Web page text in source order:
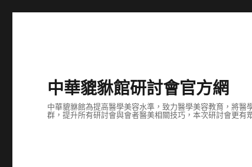
中華貔貅館研討會官方網
中華貔貅館為提高醫學美容水準，致力醫學美容教育，將
群，提升所有研討會與會者醫美相關技巧，本次研討會更有